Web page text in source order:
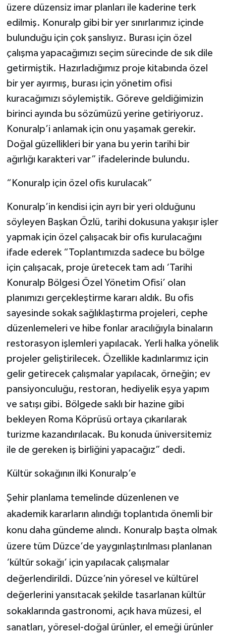
üzere düzensiz imar planları ile kaderine terk
edilmiş. Konuralp gibi bir yer sınırlarımız içinde
bulunduğu için çok şanslıyız. Burası için özel
çalışma yapacağımızı seçim sürecinde de sık dile
getirmiştik. Hazırladığımız proje kitabında özel
bir yer ayırmış, burası için yönetim ofisi
kuracağımızı söylemiştik. Göreve geldiğimizin
birinci ayında bu sözümüzü yerine getiriyoruz.
Konuralp’i anlamak için onu yaşamak gerekir.
Doğal güzellikleri bir yana bu yerin tarihi bir
ağırlığı karakteri var” ifadelerinde bulundu.
“Konuralp için özel ofis kurulacak”
Konuralp’in kendisi için ayrı bir yeri olduğunu
söyleyen Başkan Özlü, tarihi dokusuna yakışır işler
yapmak için özel çalışacak bir ofis kurulacağını
ifade ederek “Toplantımızda sadece bu bölge
için çalışacak, proje üretecek tam adı ‘Tarihi
Konuralp Bölgesi Özel Yönetim Ofisi’ olan
planımızı gerçekleştirme kararı aldık. Bu ofis
sayesinde sokak sağlıklaştırma projeleri, cephe
düzenlemeleri ve hibe fonlar aracılığıyla binaların
restorasyon işlemleri yapılacak. Yerli halka yönelik
projeler geliştirilecek. Özellikle kadınlarımız için
gelir getirecek çalışmalar yapılacak, örneğin; ev
pansiyonculuğu, restoran, hediyelik eşya yapım
ve satışı gibi. Bölgede saklı bir hazine gibi
bekleyen Roma Köprüsü ortaya çıkarılarak
turizme kazandırılacak. Bu konuda üniversitemiz
ile de gereken iş birliğini yapacağız” dedi.
Kültür sokağının ilki Konuralp’e
Şehir planlama temelinde düzenlenen ve
akademik kararların alındığı toplantıda önemli bir
konu daha gündeme alındı. Konuralp başta olmak
üzere tüm Düzce’de yaygınlaştırılması planlanan
‘kültür sokağı’ için yapılacak çalışmalar
değerlendirildi. Düzce’nin yöresel ve kültürel
değerlerini yansıtacak şekilde tasarlanan kültür
sokaklarında gastronomi, açık hava müzesi, el
sanatları, yöresel-doğal ürünler, el emeği ürünler